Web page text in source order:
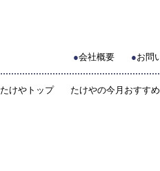
●会社概要 ●お問
たけやトップ たけやの今月おすすめ